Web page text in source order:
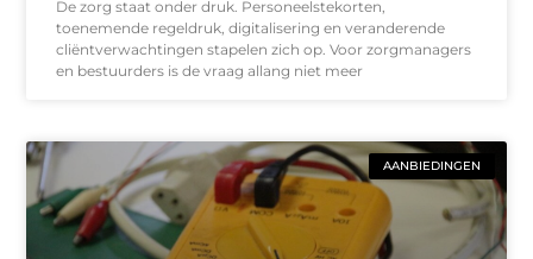
De zorg staat onder druk. Personeelstekorten,
toenemende regeldruk, digitalisering en veranderende
cliëntverwachtingen stapelen zich op. Voor zorgmanagers
en bestuurders is de vraag allang niet meer
AANBIEDINGEN